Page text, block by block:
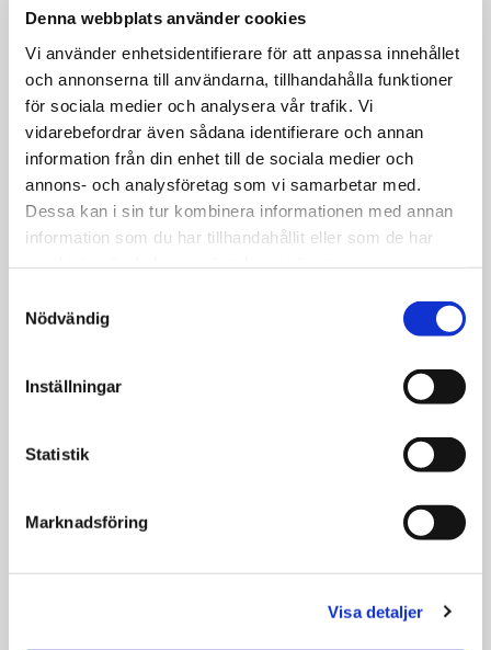
Denna webbplats använder cookies
Vi använder enhetsidentifierare för att anpassa innehållet
och annonserna till användarna, tillhandahålla funktioner
för sociala medier och analysera vår trafik. Vi
vidarebefordrar även sådana identifierare och annan
information från din enhet till de sociala medier och
annons- och analysföretag som vi samarbetar med.
Dessa kan i sin tur kombinera informationen med annan
information som du har tillhandahållit eller som de har
Nödvändig
Inställningar
Statistik
Marknadsföring
Visa detaljer
mer omfattande underhåll kan du lita på att vi tar väl hand
om din bil – med ett professionellt öga för detaljer och ett
äkta engagemang för kvalitet. Om en servicelampa har
tänts eller du vet att ett verkstadsbesök närmar sig, hjälper
vi dig gärna att boka en tid som passar. Många av våra
kunder kommer till oss från både Nacka, Saltsjö-Boo och
stora delar av Stockholm– en bekräftelse på det förtroende
Mekonomen i Nacka – där din MG får den omsorg den